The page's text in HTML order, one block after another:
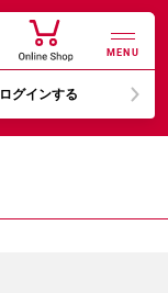
MENU
ログインする